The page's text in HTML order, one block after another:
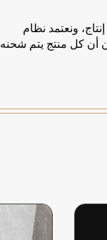
ونعتمد نظام
كل منتج يتم شحنه